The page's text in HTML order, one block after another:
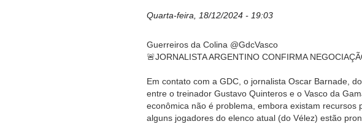
Quarta-feira, 18/12/2024 - 19:03
Guerreiros da Colina @GdcVasco
🚨JORNALISTA ARGENTINO CONFIRMA
Em contato com a GDC, o jornalista Oscar Barnade,
entre o treinador Gustavo Quinteros e o Vasco da
econômica não é problema, embora existam
alguns jogadores do elenco atual (do Vélez) estão